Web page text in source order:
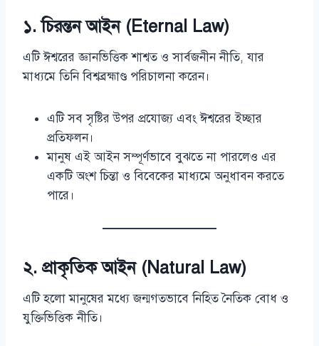
১.চিরন্তন আইন (Eternal Law)
এটি ঈশ্বরের জ্ঞানভিত্তিক শাশ্বত ও সার্বজনীন নীতি, যার
মাধ্যমে তিনি বিশ্বব্রহ্মাণ্ড পরিচালনা করেন।
এটি সব সৃষ্টির উপর প্রযোজ্য এবং ঈশ্বরের ইচ্ছার
প্রতিফলন।
মানুষ এই আইন সম্পূর্ণভাবে বুঝতে না পারলেও এর
একটি অংশ চিন্তা ও বিবেকের মাধ্যমে অনুধাবন করতে
পারে।
২. প্রাকৃতিক আইন (Natural Law)
এটি হলো মানুষের মধ্যে জন্মগতভাবে নিহিত নৈতিক বোধ ও
যুক্তিভিত্তিক নীতি।